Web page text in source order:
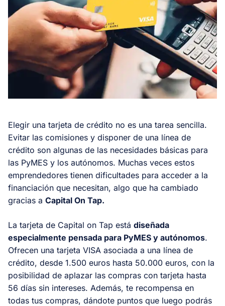
Elegir una tarjeta de crédito no es una tarea sencilla.
Evitar las comisiones y disponer de una línea de
crédito son algunas de las necesidades básicas para
las PyMES y los autónomos. Muchas veces estos
emprendedores tienen dificultades para acceder a la
financiación que necesitan, algo que ha cambiado
gracias a Capital On Tap.
La tarjeta de Capital on Tap está diseñada
especialmente pensada para PyMES y autónomos.
Ofrecen una tarjeta VISA asociada a una línea de
crédito, desde 1.500 euros hasta 50.000 euros, con la
posibilidad de aplazar las compras con tarjeta hasta
56 días sin intereses. Además, te recompensa en
todas tus compras, dándote puntos que luego podrás